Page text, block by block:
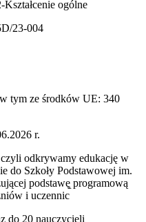
ogólne
23-004
tym ze środków UE: 340
r.
odkrywamy edukację w
do Szkoły Podstawowej im.
podstawę̨ programową
i uczennic
do 20 nauczycieli